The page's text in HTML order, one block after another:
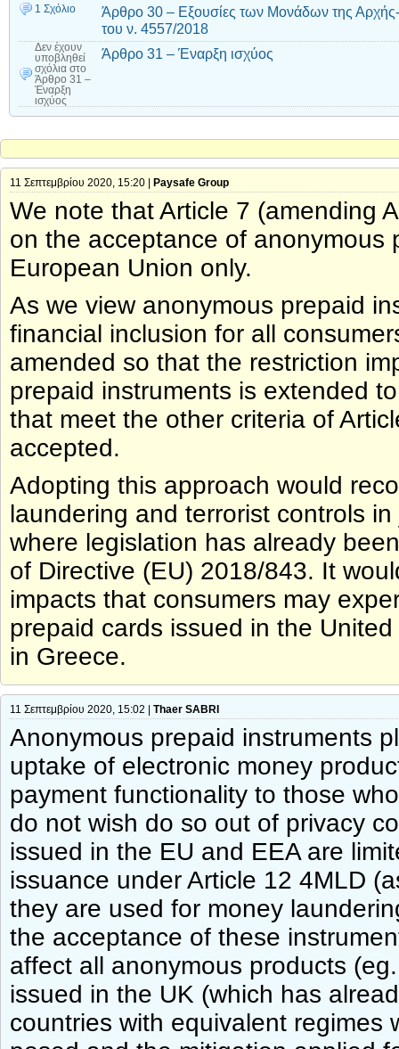
1 Σχόλιο
Άρθρο 30 – Εξουσίες των Μονάδων της
του ν. 4557/2018
Δεν έχουν
υποβληθεί
σχόλια στο
Άρθρο 31 –
Έναρξη
ισχύος
Άρθρο 31 – Έναρξη ισχύος
11 Σεπτεμβρίου 2020, 15:20 | Paysafe Group
We note that Article 7 (amending
on the acceptance of anonymous
European Union only.
As we view anonymous prepaid
financial inclusion for all
amended so that the restriction
prepaid instruments is extended
that meet the other criteria of
accepted.
Adopting this approach would
laundering and terrorist controls
where legislation has already
of Directive (EU) 2018/843. It
impacts that consumers may
prepaid cards issued in the
in Greece.
11 Σεπτεμβρίου 2020, 15:02 | Thaer SABRI
Anonymous prepaid instruments
uptake of electronic money
payment functionality to those
do not wish do so out of privacy
issued in the EU and EEA are
issuance under Article 12 4MLD
they are used for money
the acceptance of these
affect all anonymous products
issued in the UK (which has
countries with equivalent regimes